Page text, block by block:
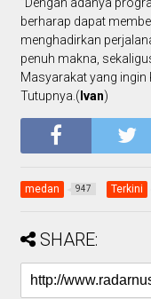
berharap dapat
menghadirkan
penuh makna,
Masyarakat yang ingin
Tutupnya.( Ivan)
medan 947 Terkini
SHARE: